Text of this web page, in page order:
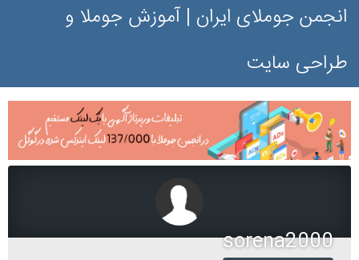
انجمن جوملای ایران | آموزش جوملا و
طراحی سایت
sorena2000